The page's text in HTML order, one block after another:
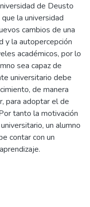
de Deusto
la universidad
cambios de una
y la autopercepción
académicos, por lo
sea capaz de
universitario debe
de manera
para adoptar el de
tanto la motivación
un alumno
contar con un